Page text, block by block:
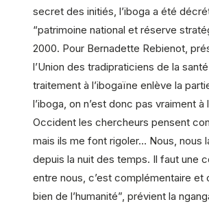
secret des initiés, l’iboga a été
“patrimoine national et réserve
2000. Pour Bernadette Rebienot,
l’Union des tradipraticiens de la
traitement à l’ibogaïne enlève la
l’iboga, on n’est donc pas vraiment à
Occident les chercheurs pensent
mais ils me font rigoler… Nous, nous
depuis la nuit des temps. Il faut une
entre nous, c’est complémentaire et
bien de l’humanité”, prévient la